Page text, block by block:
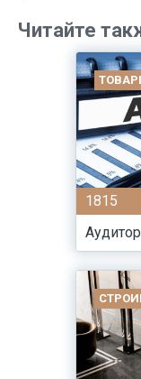
Читайте
1815